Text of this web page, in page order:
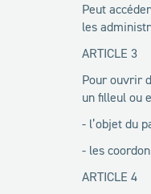
Peut
les
ARTICLE 3
Pour ouvrir
un filleul ou
- l’objet du
- les
ARTICLE 4